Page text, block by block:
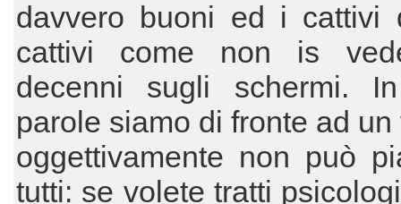
davvero buoni ed i cattivi
cattivi come non is
decenni sugli schermi.
parole siamo di fronte ad un
oggettivamente non può
tutti: se volete tratti